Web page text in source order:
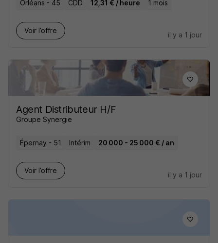
Orléans - 45 CDD 12,31 € / heure 1 mois
Voir l’offre
il y a 1 jour
Agent Distributeur H/F
Groupe Synergie
Épernay - 51 Intérim 20 000 - 25 000 € / an
Voir l’offre
il y a 1 jour